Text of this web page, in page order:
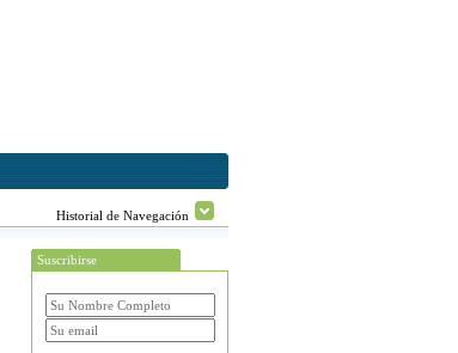
Historial de Navegación
Suscribirse